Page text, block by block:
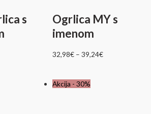
s
Ogrlica MY s
imenom
32,98€ – 39,24€
Akcija - 30%
Izvorna